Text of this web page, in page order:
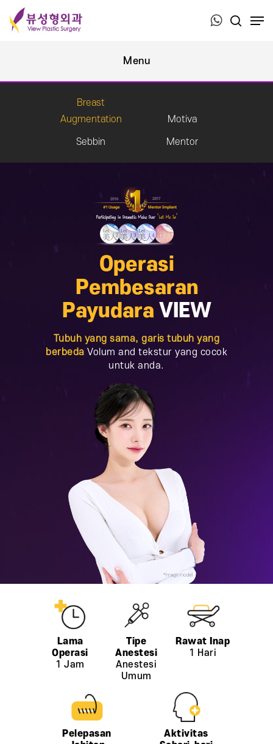
Breast
Augmentation
Motiva
Sebbin Mentor
Operasi
Pembesaran
Payudara VIEW
Tubuh yang sama, garis tubuh yang
berbeda Volum and tekstur yang cocok
untuk anda.
1 Jam
Anestesi
Umum
1 Hari